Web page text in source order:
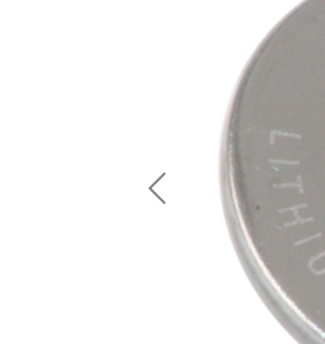
Previous